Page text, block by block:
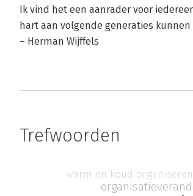
Ik vind het een aanrader voor
hart aan volgende generaties kunnen
– Herman Wijffels
Trefwoorden
warm en koud organiseren